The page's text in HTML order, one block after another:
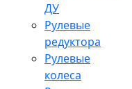
ДУ
Рулевые
редуктора
Рулевые
колеса